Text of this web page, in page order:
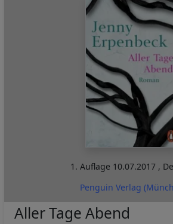
1. Auflage 10.07.2017 ,
Penguin Verlag
Aller Tage Abend